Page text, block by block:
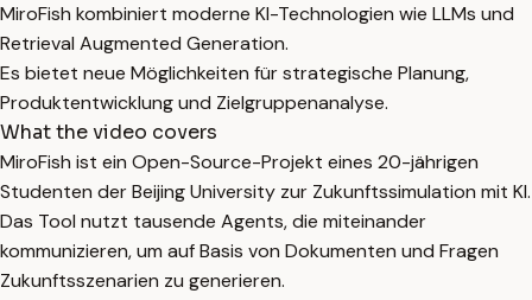
MiroFish kombiniert moderne KI-Technologien wie LLMs und
Retrieval Augmented Generation.
Es bietet neue Möglichkeiten für strategische Planung,
Produktentwicklung und Zielgruppenanalyse.
What the video covers
MiroFish ist ein Open-Source-Projekt eines 20-jährigen
Studenten der Beijing University zur Zukunftssimulation mit KI.
Das Tool nutzt tausende Agents, die miteinander
kommunizieren, um auf Basis von Dokumenten und Fragen
Zukunftsszenarien zu generieren.